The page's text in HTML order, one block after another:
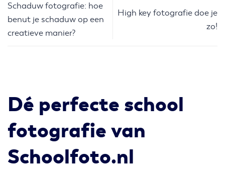
Schaduw fotografie: hoe
benut je schaduw op een
creatieve manier?
High key fotografie doe je
zo!
Dé perfecte school
fotografie van
Schoolfoto.nl